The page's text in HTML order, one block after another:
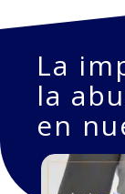
La
la
en